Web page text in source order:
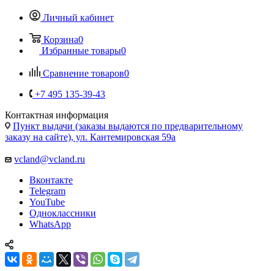
Личный кабинет
Корзина0
Избранные товары0
Сравнение товаров0
+7 495 135-39-43
Контактная информация
Пункт выдачи (заказы выдаются по предварительному
заказу на сайте), ул. Кантемировская 59а
vcland@vcland.ru
Вконтакте
Telegram
YouTube
Одноклассники
WhatsApp